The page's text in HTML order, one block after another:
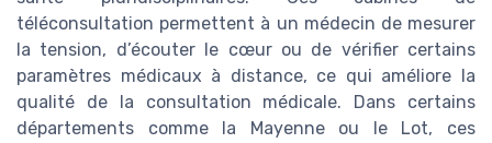
téléconsultation permettent à un médecin de mesurer
la tension, d’écouter le cœur ou de vérifier certains
paramètres médicaux à distance, ce qui améliore la
qualité de la consultation médicale. Dans certains
départements comme la Mayenne ou le Lot, ces